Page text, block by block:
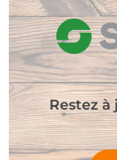
Restez à